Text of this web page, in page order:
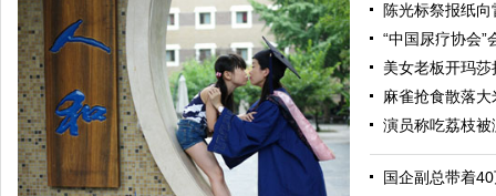
陈光标祭报纸
“中国尿疗协会”
美女老板开玛
麻雀抢食散落
演员称吃荔枝
国企副总带着